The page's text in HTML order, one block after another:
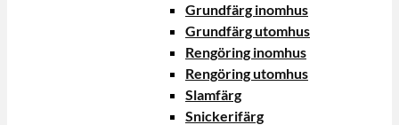
Grundfärg inomhus
Grundfärg utomhus
Rengöring inomhus
Rengöring utomhus
Slamfärg
Snickerifärg